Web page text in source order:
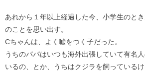
あれから１年以上経過した今、小学生のと
のことを思い出す。
Cちゃんは、よく嘘をつく子だった。
うちのパパはいつも海外出張していて有名
いるの、とか、うちはクジラを飼っている